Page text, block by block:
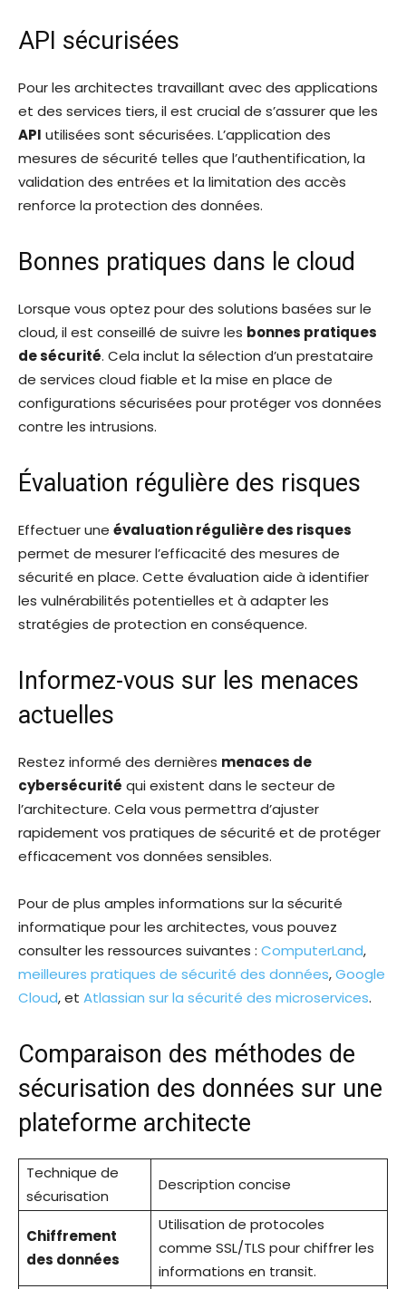
API sécurisées
Pour les architectes travaillant avec des applications
et des services tiers, il est crucial de s’assurer que les
API utilisées sont sécurisées. L’application des
mesures de sécurité telles que l’authentification, la
validation des entrées et la limitation des accès
renforce la protection des données.
Bonnes pratiques dans le cloud
Lorsque vous optez pour des solutions basées sur le
cloud, il est conseillé de suivre les bonnes pratiques
de sécurité. Cela inclut la sélection d’un prestataire
de services cloud fiable et la mise en place de
configurations sécurisées pour protéger vos données
contre les intrusions.
Évaluation régulière des risques
Effectuer une évaluation régulière des risques
permet de mesurer l’efficacité des mesures de
sécurité en place. Cette évaluation aide à identifier
les vulnérabilités potentielles et à adapter les
stratégies de protection en conséquence.
Informez-vous sur les menaces
actuelles
Restez informé des dernières menaces de
cybersécurité qui existent dans le secteur de
l’architecture. Cela vous permettra d’ajuster
rapidement vos pratiques de sécurité et de protéger
efficacement vos données sensibles.
Pour de plus amples informations sur la sécurité
informatique pour les architectes, vous pouvez
consulter les ressources suivantes : ComputerLand,
meilleures pratiques de sécurité des données,Google
Cloud, et Atlassian sur la sécurité des microservices.
Comparaison des méthodes de
sécurisation des données sur une
plateforme architecte
Technique de
sécurisation
Description concise
Chiffrement
des données
Utilisation de protocoles
comme SSL/TLS pour chiffrer les
informations en transit.